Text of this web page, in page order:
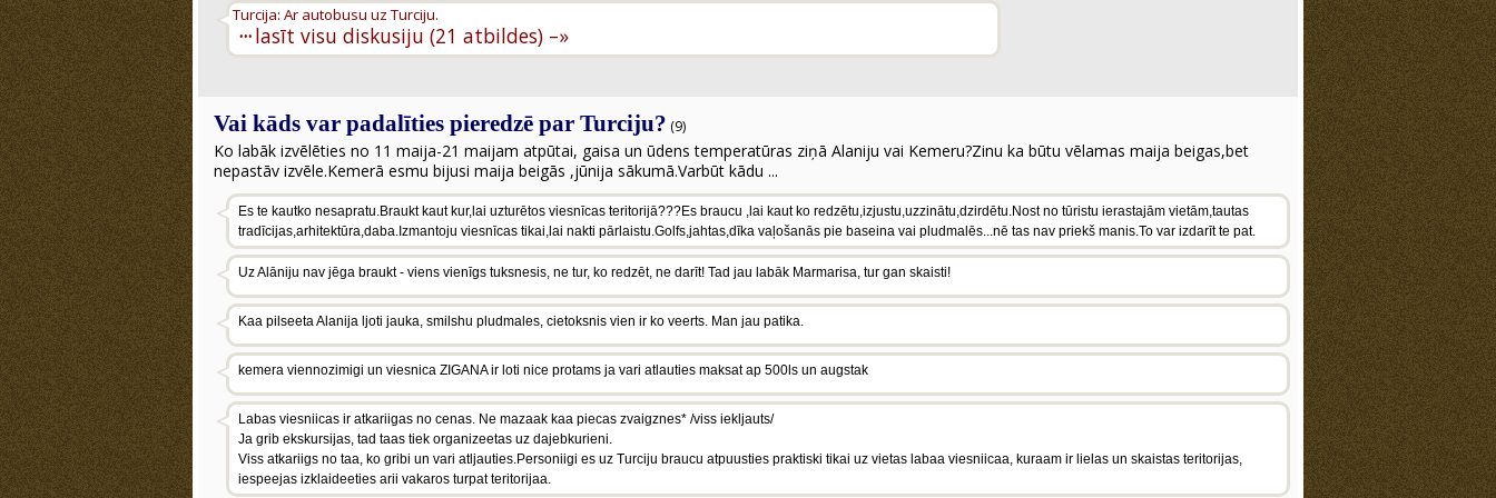
···
Turcija: Ar autobusu uz Turciju.
lasīt visu diskusiju (21 atbildes) –»
Vai kāds var padalīties pieredzē par Turciju? (9)
Ko labāk izvēlēties no 11 maija-21 maijam atpūtai, gaisa un ūdens temperatūras ziņā Alaniju vai Kemeru?Zinu ka būtu vēlamas maija beigas,bet
nepastāv izvēle.Kemerā esmu bijusi maija beigās ,jūnija sākumā.Varbūt kādu ...
Es te kautko nesapratu.Braukt kaut kur,lai uzturētos viesnīcas teritorijā???Es braucu ,lai kaut ko redzētu,izjustu,uzzinātu,dzirdētu.Nost no tūristu ierastajām vietām,tautas
tradīcijas,arhitektūra,daba.Izmantoju viesnīcas tikai,lai nakti pārlaistu.Golfs,jahtas,dīka vaļošanās pie baseina vai pludmalēs...nē tas nav priekš manis.To var izdarīt te pat.
Uz Alāniju nav jēga braukt - viens vienīgs tuksnesis, ne tur, ko redzēt, ne darīt! Tad jau labāk Marmarisa, tur gan skaisti!
Kaa pilseeta Alanija ljoti jauka, smilshu pludmales, cietoksnis vien ir ko veerts. Man jau patika.
kemera viennozimigi un viesnica ZIGANA ir loti nice protams ja vari atlauties maksat ap 500ls un augstak
Labas viesniicas ir atkariigas no cenas. Ne mazaak kaa piecas zvaigznes* /viss iekljauts/
Ja grib ekskursijas, tad taas tiek organizeetas uz dajebkurieni.
Viss atkariigs no taa, ko gribi un vari atljauties.Personiigi es uz Turciju braucu atpuusties praktiski tikai uz vietas labaa viesniicaa, kuraam ir lielas un skaistas teritorijas,
iespeejas izklaideeties arii vakaros turpat teritorijaa.